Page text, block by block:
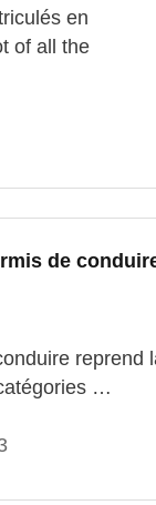
en
of all the
de
reprend
…